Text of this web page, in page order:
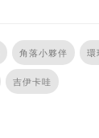
角落小夥伴 環
吉伊卡哇